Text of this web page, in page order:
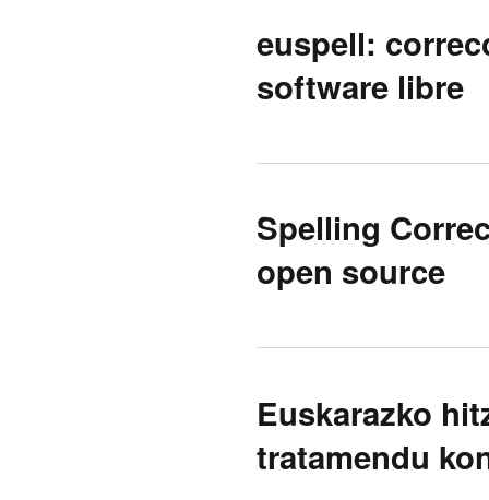
euspell:
software libre
Spelling
open source
Euskarazko
tratamendu